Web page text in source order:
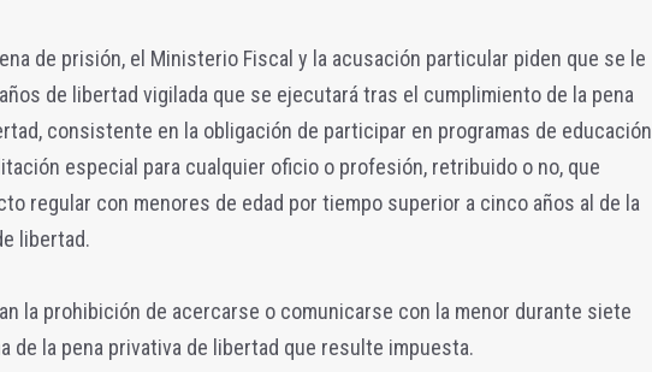
de prisión, el Ministerio Fiscal y la acusación particular piden que se le
de libertad vigilada que se ejecutará tras el cumplimiento de la pena
consistente en la obligación de participar en programas de educación
especial para cualquier oficio o profesión, retribuido o no, que
regular con menores de edad por tiempo superior a cinco años al de la
libertad.
la prohibición de acercarse o comunicarse con la menor durante siete
de la pena privativa de libertad que resulte impuesta.